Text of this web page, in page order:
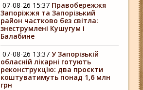
07-08-26 15:37 Правобережжя
Запоріжжя та Запорізький
район частково без світла:
знеструмлені Кушугум і
Балабине
07-08-26 13:37 У Запорізькій
обласній лікарні готують
реконструкцію: два проєкти
коштуватимуть понад 1,6 млн
грн